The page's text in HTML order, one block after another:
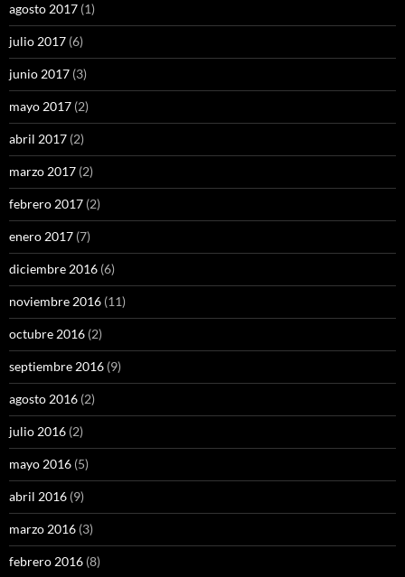
agosto 2017 (1)
julio 2017 (6)
junio 2017 (3)
mayo 2017 (2)
abril 2017 (2)
marzo 2017 (2)
febrero 2017 (2)
enero 2017 (7)
diciembre 2016 (6)
noviembre 2016 (11)
octubre 2016 (2)
septiembre 2016 (9)
agosto 2016 (2)
julio 2016 (2)
mayo 2016 (5)
abril 2016 (9)
marzo 2016 (3)
febrero 2016 (8)